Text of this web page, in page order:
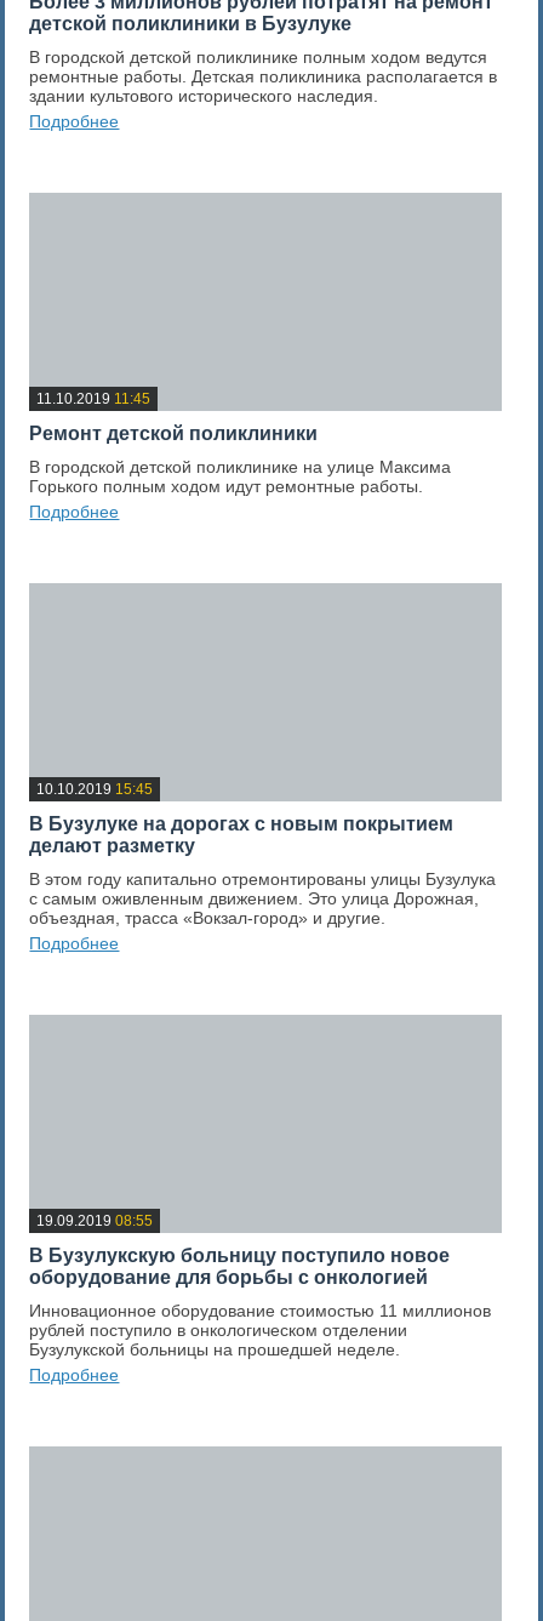
детской поликлиники в Бузулуке
В городской детской поликлинике полным ходом ведутся
ремонтные работы. Детская поликлиника располагается в
здании культового исторического наследия.
Подробнее
11.10.2019 11:45
Ремонт детской поликлиники
В городской детской поликлинике на улице Максима
Горького полным ходом идут ремонтные работы.
Подробнее
10.10.2019 15:45
В Бузулуке на дорогах с новым покрытием
делают разметку
В этом году капитально отремонтированы улицы Бузулука
с самым оживленным движением. Это улица Дорожная,
объездная, трасса «Вокзал-город» и другие.
Подробнее
19.09.2019 08:55
В Бузулукскую больницу поступило новое
оборудование для борьбы с онкологией
Инновационное оборудование стоимостью 11 миллионов
рублей поступило в онкологическом отделении
Бузулукской больницы на прошедшей неделе.
Подробнее